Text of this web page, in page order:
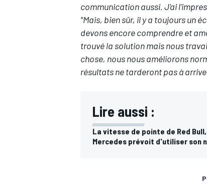
communication aussi. J'ai
"Mais, bien sûr, il y a toujours un
devons encore comprendre et
trouvé la solution mais nous
chose, nous nous améliorons
résultats ne tarderont pas à
Lire aussi :
La vitesse de pointe de Red
Mercedes prévoit d'utiliser son